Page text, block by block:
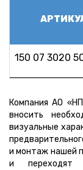
150 07 3020
Компания АО
вносить
визуальные
и монтаж нашей
и переходят